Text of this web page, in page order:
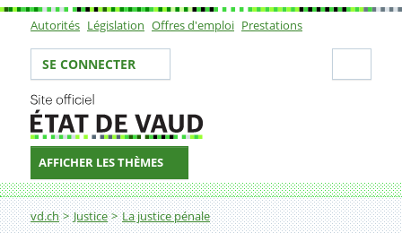
Sous-navigation
Autorités Législation Offres d'emploi Prestations
Votre identité
SE CONNECTER
AFFICHER LES THÈMES
Fil d'Ariane
vd.ch Justice La justice pénale
Procédure devant le Ministère public: aspects